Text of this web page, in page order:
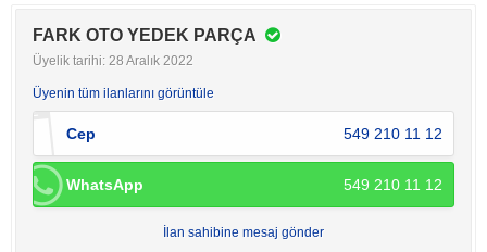
FARK OTO YEDEK PARÇA
Üyelik tarihi: 28 Aralık 2022
Üyenin tüm ilanlarını görüntüle
Cep 549 210 11 12
WhatsApp 549 210 11 12
İlan sahibine mesaj gönder